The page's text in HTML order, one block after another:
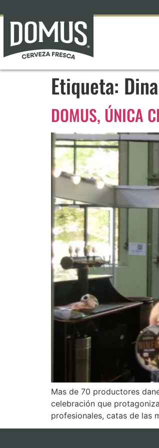
Etiqueta:
DOMUS, ÚNICA
Mas de 70 productores
celebración que
profesionales, catas de las